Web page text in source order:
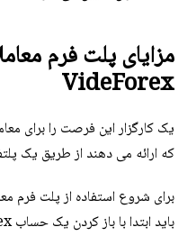
مزایای پلت فرم
VideForex
یک کارگزار این فرصت را برای
که ارائه می دهند از طریق یک
باید ابتدا با باز کردن یک حساب VideForex ثبت نام کنند.